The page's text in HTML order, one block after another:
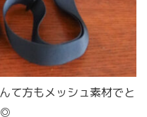
て方もメッシュ素材でと
◎